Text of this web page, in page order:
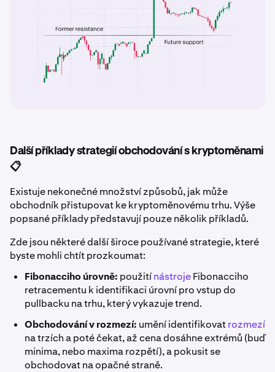
Další příklady strategií obchodování s kryptoměnami
📋
Existuje nekonečné množství způsobů, jak může
obchodník přistupovat ke kryptoměnovému trhu. Výše
popsané příklady představují pouze několik příkladů.
Zde jsou některé další široce používané strategie, které
byste mohli chtít prozkoumat:
Fibonacciho úrovně: použitínástrojeFibonacciho
retracementu k identifikaci úrovní pro vstup do
pullbacku na trhu, který vykazuje trend.
Obchodování v rozmezí: umění identifikovatrozmezí
na trzích a poté čekat, až cena dosáhne extrémů (buď
minima, nebo maxima rozpětí), a pokusit se
obchodovat na opačné straně.